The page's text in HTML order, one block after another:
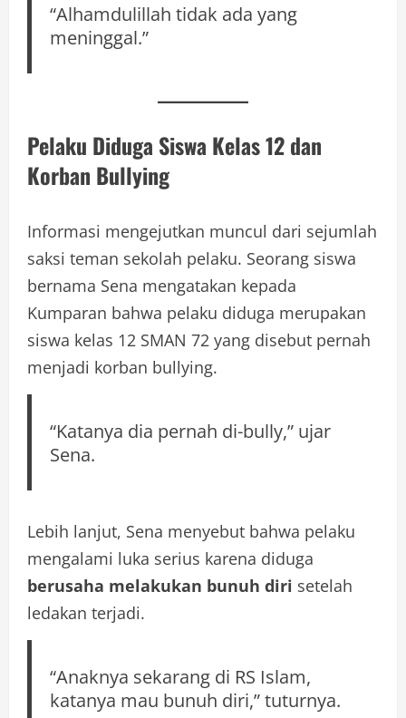
“Alhamdulillah tidak ada yang
meninggal.”
Pelaku Diduga Siswa Kelas 12 dan
Korban Bullying
Informasi mengejutkan muncul dari sejumlah
saksi teman sekolah pelaku. Seorang siswa
bernama Sena mengatakan kepada
Kumparan bahwa pelaku diduga merupakan
siswa kelas 12 SMAN 72 yang disebut pernah
menjadi korban bullying.
“Katanya dia pernah di-bully,” ujar
Sena.
Lebih lanjut, Sena menyebut bahwa pelaku
mengalami luka serius karena diduga
berusaha melakukan bunuh diri setelah
ledakan terjadi.
“Anaknya sekarang di RS Islam,
katanya mau bunuh diri,” tuturnya.